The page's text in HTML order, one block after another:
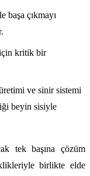
başa çıkmayı
için kritik bir
ve sinir sistemi
beyin sisiyle
tek başına çözüm
birlikte elde